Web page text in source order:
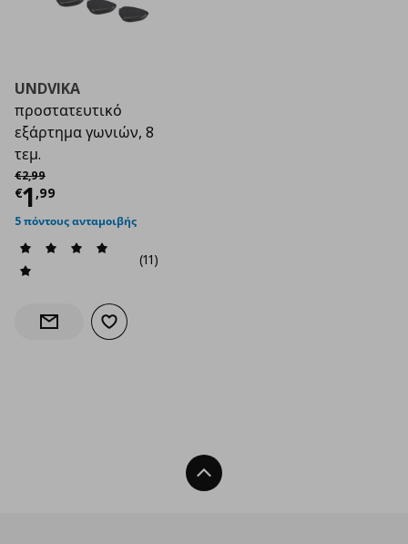
UNDVIKA
προστατευτικό
εξάρτημα γωνιών, 8
τεμ.
€2,99
Αρχική τιμή
€1 ,99
Τρέχουσα τιμή
5 πόντους ανταμοιβής
(11)
Ενημέρωση διαθεσιμότητας
Προσθήκη στα αγαπημένα
Back To Top